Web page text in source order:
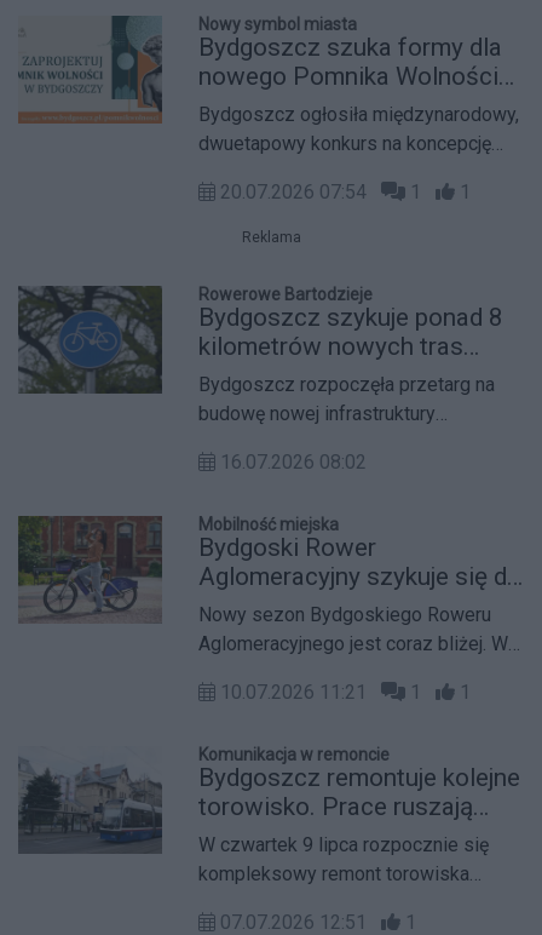
kolorystykę, odrestaurowane detale i
reprezentacyjny wygląd.
Nowy symbol miasta
Bydgoszcz szuka formy dla
nowego Pomnika Wolności
na Placu Wolności
Bydgoszcz ogłosiła międzynarodowy,
dwuetapowy konkurs na koncepcję
Monument ma nie tylko wpisać się w
odnowiony Plac Wolności, ale też
części historii i tożsamości miasta.
20.07.2026 07:54 1 1
Reklama
Rowerowe Bartodzieje
Bydgoszcz szykuje ponad 8
kilometrów nowych tras
rowerowych na
Bartodziejach i Bielawach
Bydgoszcz rozpoczęła przetarg na
budowę nowej infrastruktury
z Bielawami i Bartodziejami. Projekt
skrzyżowaniach, usprawnić ruch i
objąć obszary zamieszkane przez
około 30 tysięcy osób.
16.07.2026 08:02
Mobilność miejska
Bydgoski Rower
Aglomeracyjny szykuje się do
startu. Trwają ostatnie prace
w terenie
Nowy sezon Bydgoskiego Roweru
Aglomeracyjnego jest coraz bliżej. W
dawnych stacjach, a system może
dniach.
10.07.2026 11:21 1 1
Komunikacja w remoncie
Bydgoszcz remontuje kolejne
torowisko. Prace ruszają
wzdłuż ulicy Gdańskiej
W czwartek 9 lipca rozpocznie się
kompleksowy remont torowiska
07.07.2026 12:51 1